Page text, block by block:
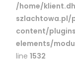
/home/
content/
elements/
line1532